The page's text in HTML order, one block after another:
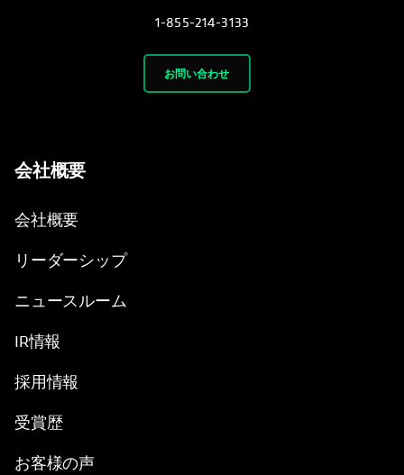
1-855-214-3133
お問い合わせ
会社概要
会社概要
リーダーシップ
ニュースルーム
IR情報
採用情報
受賞歴
お客様の声